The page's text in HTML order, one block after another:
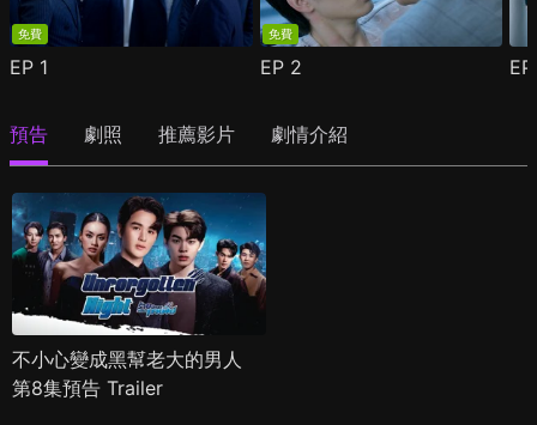
免費
EP 1
免費
EP 2
預告 劇照 推薦影片 劇情介紹
不小心變成黑幫老大的男人
第8集預告 Trailer